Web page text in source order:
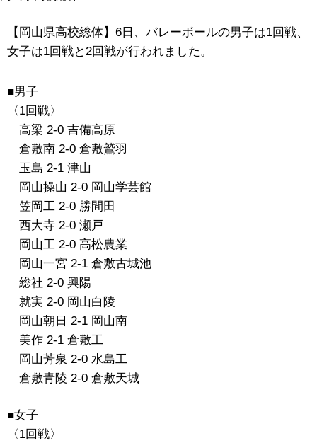
【岡山県高校総体】6日、バレーボールの男子は1回戦、
女子は1回戦と2回戦が行われました。
■男子
〈1回戦〉
高梁 2-0 吉備高原
倉敷南 2-0 倉敷鷲羽
玉島 2-1 津山
岡山操山 2-0 岡山学芸館
笠岡工 2-0 勝間田
西大寺 2-0 瀬戸
岡山工 2-0 高松農業
岡山一宮 2-1 倉敷古城池
総社 2-0 興陽
就実 2-0 岡山白陵
岡山朝日 2-1 岡山南
美作 2-1 倉敷工
岡山芳泉 2-0 水島工
倉敷青陵 2-0 倉敷天城
■女子
〈1回戦〉